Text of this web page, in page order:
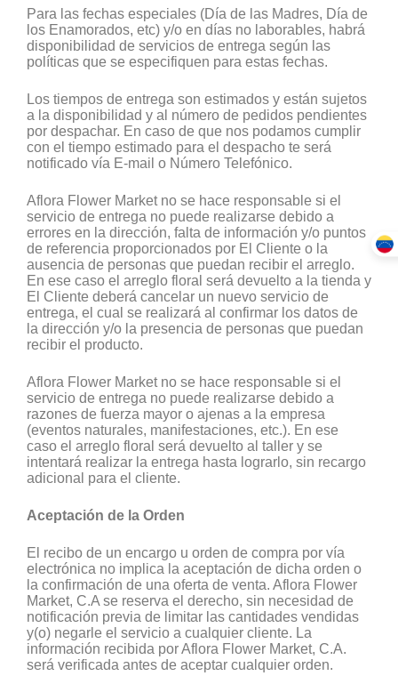
Para las fechas especiales (Día de las Madres, Día de
los Enamorados, etc) y/o en días no laborables, habrá
disponibilidad de servicios de entrega según las
políticas que se especifiquen para estas fechas.
Los tiempos de entrega son estimados y están sujetos
a la disponibilidad y al número de pedidos pendientes
por despachar. En caso de que nos podamos cumplir
con el tiempo estimado para el despacho te será
notificado vía E-mail o Número Telefónico.
Aflora Flower Market no se hace responsable si el
servicio de entrega no puede realizarse debido a
errores en la dirección, falta de información y/o puntos
de referencia proporcionados por El Cliente o la
ausencia de personas que puedan recibir el arreglo.
En ese caso el arreglo floral será devuelto a la tienda y
El Cliente deberá cancelar un nuevo servicio de
entrega, el cual se realizará al confirmar los datos de
la dirección y/o la presencia de personas que puedan
recibir el producto.
Aflora Flower Market no se hace responsable si el
servicio de entrega no puede realizarse debido a
razones de fuerza mayor o ajenas a la empresa
(eventos naturales, manifestaciones, etc.). En ese
caso el arreglo floral será devuelto al taller y se
intentará realizar la entrega hasta lograrlo, sin recargo
adicional para el cliente.
Aceptación de la Orden
El recibo de un encargo u orden de compra por vía
electrónica no implica la aceptación de dicha orden o
la confirmación de una oferta de venta. Aflora Flower
Market, C.A se reserva el derecho, sin necesidad de
notificación previa de limitar las cantidades vendidas
y(o) negarle el servicio a cualquier cliente. La
información recibida por Aflora Flower Market, C.A.
será verificada antes de aceptar cualquier orden.